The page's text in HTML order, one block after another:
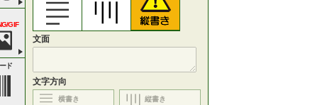
GIF
ド
文面
文字方向
横書き 縦書き